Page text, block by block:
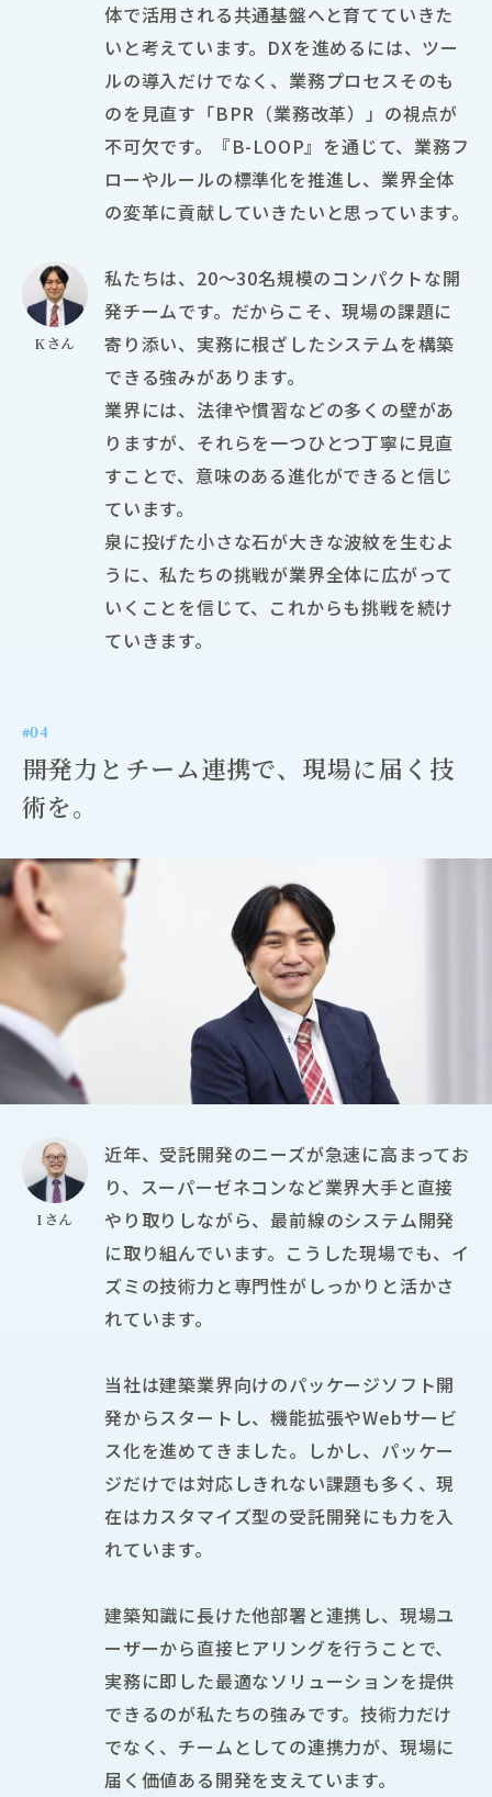
体で活用される共通基盤へと育てていきた
いと考えています。DXを進めるには、ツー
ルの導入だけでなく、業務プロセスそのも
のを見直す「BPR（業務改革）」の視点が
不可欠です。『B-LOOP』を通じて、業務フ
ローやルールの標準化を推進し、業界全体
の変革に貢献していきたいと思っています。
Kさん
私たちは、20〜30名規模のコンパクトな開
発チームです。だからこそ、現場の課題に
寄り添い、実務に根ざしたシステムを構築
できる強みがあります。
業界には、法律や慣習などの多くの壁があ
りますが、それらを一つひとつ丁寧に見直
すことで、意味のある進化ができると信じ
ています。
泉に投げた小さな石が大きな波紋を生むよ
うに、私たちの挑戦が業界全体に広がって
いくことを信じて、これからも挑戦を続け
ていきます。
#04
――開発力とチーム連携で、現場に届く技
術を。
Iさん
近年、受託開発のニーズが急速に高まってお
り、スーパーゼネコンなど業界大手と直接
やり取りしながら、最前線のシステム開発
に取り組んでいます。こうした現場でも、イ
ズミの技術力と専門性がしっかりと活かさ
れています。
当社は建築業界向けのパッケージソフト開
発からスタートし、機能拡張やWebサービ
ス化を進めてきました。しかし、パッケー
ジだけでは対応しきれない課題も多く、現
在はカスタマイズ型の受託開発にも力を入
れています。
建築知識に長けた他部署と連携し、現場ユ
ーザーから直接ヒアリングを行うことで、
実務に即した最適なソリューションを提供
できるのが私たちの強みです。技術力だけ
でなく、チームとしての連携力が、現場に
届く価値ある開発を支えています。